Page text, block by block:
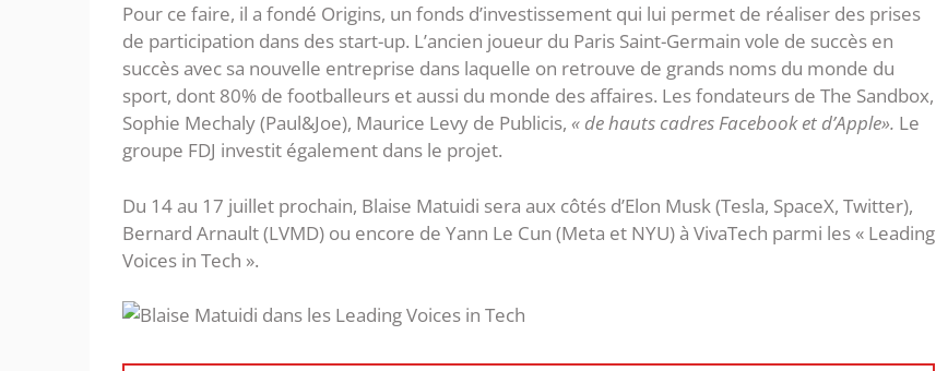
Pour ce faire, il a fondé Origins, un fonds d’investissement qui lui permet de réaliser des prises
de participation dans des start-up. L’ancien joueur du Paris Saint-Germain vole de succès en
succès avec sa nouvelle entreprise dans laquelle on retrouve de grands noms du monde du
sport, dont 80% de footballeurs et aussi du monde des affaires. Les fondateurs de The Sandbox,
Sophie Mechaly (Paul&Joe), Maurice Levy de Publicis, « de hauts cadres Facebook et d’Apple». Le
groupe FDJ investit également dans le projet.
Du 14 au 17 juillet prochain, Blaise Matuidi sera aux côtés d’Elon Musk (Tesla, SpaceX, Twitter),
Bernard Arnault (LVMD) ou encore de Yann Le Cun (Meta et NYU) à VivaTech parmi les « Leading
Voices in Tech ».